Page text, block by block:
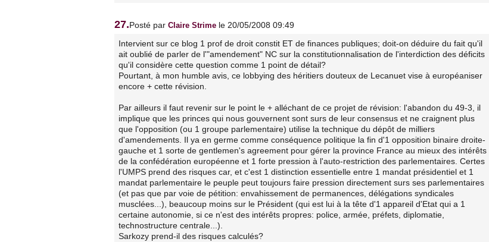
27.Posté par Claire Strime le 20/05/2008 09:49
Intervient sur ce blog 1 prof de droit constit ET de finances publiques; doit-on déduire du fait qu'il
ait oublié de parler de l'"amendement" NC sur la constitutionnalisation de l'interdiction des déficits
qu'il considère cette question comme 1 point de détail?
Pourtant, à mon humble avis, ce lobbying des héritiers douteux de Lecanuet vise à européaniser
encore + cette révision.
Par ailleurs il faut revenir sur le point le + alléchant de ce projet de révision: l'abandon du 49-3, il
implique que les princes qui nous gouvernent sont surs de leur consensus et ne craignent plus
que l'opposition (ou 1 groupe parlementaire) utilise la technique du dépôt de milliers
d'amendements. Il ya en germe comme conséquence politique la fin d'1 opposition binaire droite-
gauche et 1 sorte de gentlemen's agreement pour gérer la province France au mieux des intérêts
de la confédération européenne et 1 forte pression à l'auto-restriction des parlementaires. Certes
l'UMPS prend des risques car, et c'est 1 distinction essentielle entre 1 mandat présidentiel et 1
mandat parlementaire le peuple peut toujours faire pression directement surs ses parlementaires
(et pas que par voie de pétition: envahissement de permanences, délégations syndicales
musclées...), beaucoup moins sur le Président (qui est lui à la tête d'1 appareil d'Etat qui a 1
certaine autonomie, si ce n'est des intérêts propres: police, armée, préfets, diplomatie,
technostructure centrale...).
Sarkozy prend-il des risques calculés?